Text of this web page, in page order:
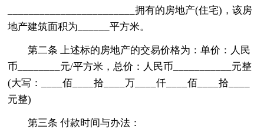
________________________拥有的房地产(住宅)，该房
地产建筑面积为______平方米。
第二条 上述标的房地产的交易价格为：单价：人民
币________元/平方米，总价：人民币___________元整
(大写：____佰____拾____万____仟____佰____拾____
元整)
第三条 付款时间与办法：